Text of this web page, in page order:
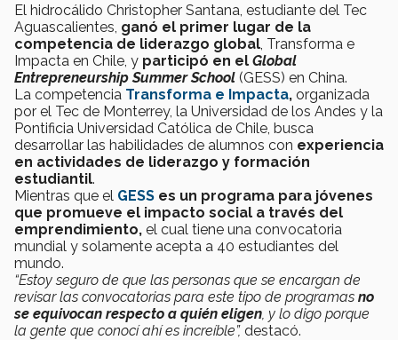
El hidrocálido Christopher Santana, estudiante del Tec
Aguascalientes, ganó el primer lugar de la
competencia de liderazgo global , Transforma e
Impacta en Chile, y participó en el Global
Entrepreneurship Summer School (GESS) en China.
La competencia Transforma e Impacta, organizada
por el Tec de Monterrey, la Universidad de los Andes y la
Pontificia Universidad Católica de Chile, busca
desarrollar las habilidades de alumnos con experiencia
en actividades de liderazgo y formación
estudiantil.
Mientras que el GESS es un programa para jóvenes
que promueve el impacto social a través del
emprendimiento, el cual tiene una convocatoria
mundial y solamente acepta a 40 estudiantes del
mundo.
“Estoy seguro de que las personas que se encargan de
revisar las convocatorias para este tipo de programas no
se equivocan respecto a quién eligen , y lo digo porque
la gente que conocí ahí es increíble”, destacó.